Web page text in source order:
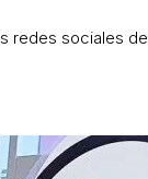
redes sociales de